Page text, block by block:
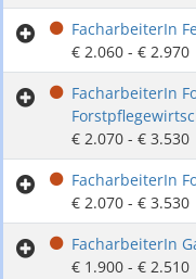
FacharbeiterIn
€ 2.060 - € 2.970
FacharbeiterIn
€ 2.070 - € 3.530
FacharbeiterIn
€ 2.070 - € 3.530
FacharbeiterIn
€ 1.900 - € 2.510